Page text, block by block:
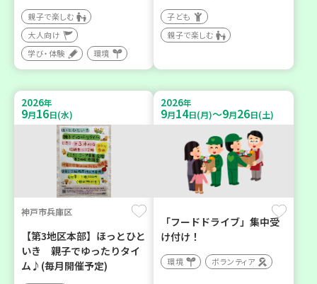
親子で楽しむ
大人向け
学び・体験
環境
子ども
親子で楽しむ
2026年
9月16日(水)
神戸市兵庫区
【第3地区本部】ほっとひと
いき 親子でゆったりタイ
ム♪(毎月開催予定)
2026年
9月14日(月)～9月26日(土)
「フードドライブ」集中受
け付け！
環境 ボランティア